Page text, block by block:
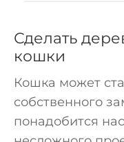
Сделать
кошки
Кошка может
собственного
понадобится